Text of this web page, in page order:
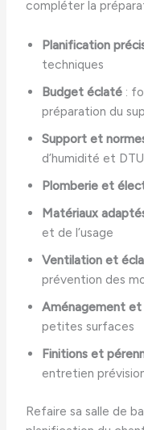
compléter la
Planification
techniques
Budget éclaté :
préparation du
Support et
d’humidité et DTU
Plomberie et
Matériaux
et de l’usage
Ventilation et
prévention des
Aménagement
petites surfaces
Finitions et
entretien
Refaire sa salle de